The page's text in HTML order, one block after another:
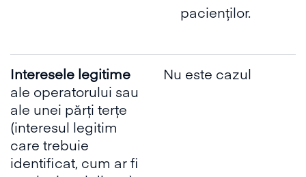
pacienților.
Interesele legitime
ale operatorului sau
ale unei părți terțe
(interesul legitim
care trebuie
identificat, cum ar fi
Nu este cazul